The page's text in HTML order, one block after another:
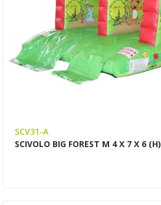
SCV31-A
SCIVOLO BIG FOREST M 4 X 7 X 6 (H)